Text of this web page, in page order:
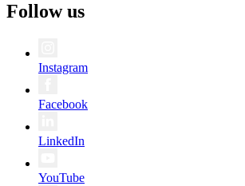
Follow us
Instagram
Facebook
LinkedIn
YouTube